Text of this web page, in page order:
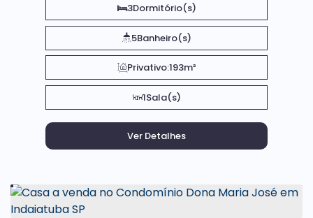
3Dormitório(s)
5Banheiro(s)
Privativo:193m²
1Sala(s)